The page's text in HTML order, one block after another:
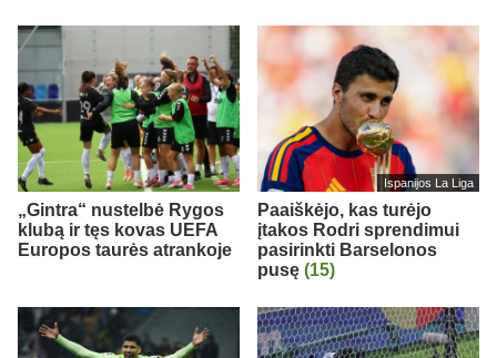
„Gintra“ nustelbė Rygos
klubą ir tęs kovas UEFA
Europos taurės atrankoje
Ispanijos La Liga
Paaiškėjo, kas turėjo
įtakos Rodri sprendimui
pasirinkti Barselonos
pusę (15)